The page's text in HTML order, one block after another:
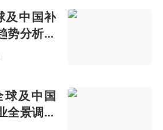
及中国补
势分析：
507亿美
及中国
全景调研